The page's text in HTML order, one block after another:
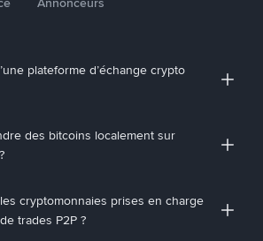
plateforme d’échange crypto
des bitcoins localement sur
cryptomonnaies prises en charge
trades P2P ?